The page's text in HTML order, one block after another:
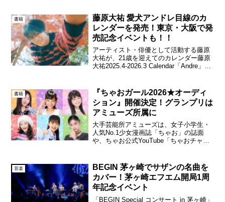
作は、花の様にゆらゆら揺れる複雑な
感...
書籍
藤原大祐 愛犬アンドレ目線のカ
レンダーを発売！東京・大阪で発
売記念イベントも！！
アーティスト・俳優として活動する藤原
大祐が、21歳を迎えてのカレンダー藤原
大祐2025.4-2026.3 Calendar「Andre」と
Calendar「And...
書籍
『ちゃおガール2026★オーディ
ション』開催決定！グランプリは
アミューズ所属に
大手芸能所アミューズは、女子小学生・
人気No.1少女漫画誌「ちゃお」の誌面
や、ちゃお公式YouTube「ちゃおチャン
2026年も実施する。ちゃおガール（写真
左上より）：井...
音楽
BEGIN 茅ヶ崎でサザンの名曲を
カバー！茅ヶ崎エフエム開局1周
年記念イベント
「BEGIN Special コンサート in 茅ヶ崎」